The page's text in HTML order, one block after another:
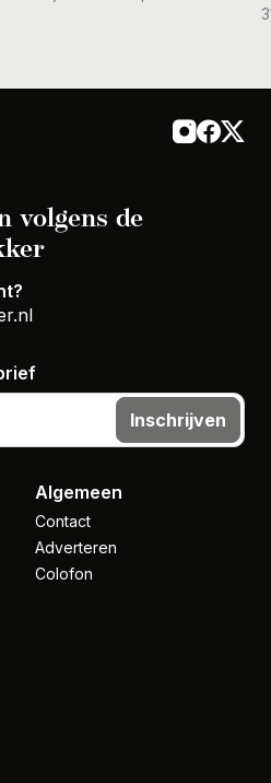
volgens de
Inschrijven
Algemeen
Contact
Adverteren
Colofon